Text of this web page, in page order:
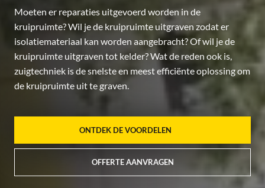
Moeten er reparaties uitgevoerd worden in de
kruipruimte? Wil je de kruipruimte uitgraven zodat er
isolatiemateriaal kan worden aangebracht? Of wil je de
kruipruimte uitgraven tot kelder? Wat de reden ook is,
zuigtechniek is de snelste en meest efficiënte oplossing om
de kruipruimte uit te graven.
ONTDEK DE VOORDELEN
OFFERTE AANVRAGEN